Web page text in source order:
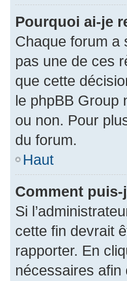
Pourquoi ai-je
Chaque forum a
pas une de ces
que cette
le phpBB Group
ou non. Pour
du forum.
Haut
Comment
Si
cette fin devrait
rapporter. En
nécessaires